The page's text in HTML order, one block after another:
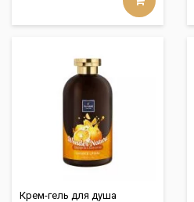
Крем-гель для душа